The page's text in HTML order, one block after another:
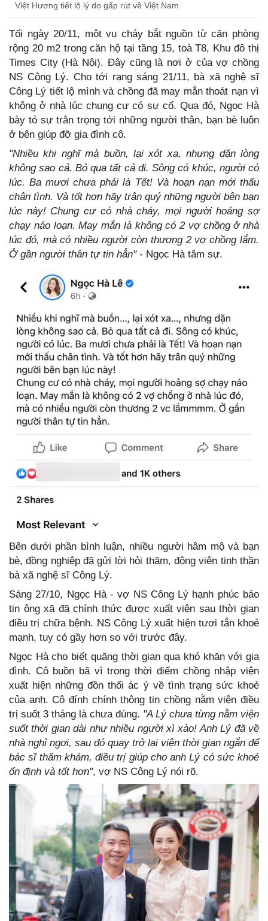
Việt Hương tiết lộ lý do gấp rút về Việt Nam
Tối ngày 20/11, một vụ cháy bắt nguồn từ căn phòng
rộng 20 m2 trong căn hộ tại tầng 15, toà T8, Khu đô thị
Times City (Hà Nội). Đây cũng là nơi ở của vợ chồng
NS Công Lý. Cho tới rạng sáng 21/11, bà xã nghệ sĩ
Công Lý tiết lộ mình và chồng đã may mắn thoát nạn vì
không ở nhà lúc chung cư có sự cố. Qua đó, Ngọc Hà
bày tỏ sự trân trọng tới những người thân, bạn bè luôn
ở bên giúp đỡ gia đình cô.
"Nhiều khi nghĩ mà buồn, lại xót xa, nhưng dặn lòng
không sao cả. Bỏ qua tất cả đi. Sông có khúc, người có
lúc. Ba mươi chưa phải là Tết! Và hoạn nạn mới thấu
chân tình. Và tốt hơn hãy trân quý những người bên bạn
lúc này! Chung cư có nhà cháy, mọi người hoảng sợ
chạy náo loạn. May mắn là không có 2 vợ chồng ở nhà
lúc đó, mà có nhiều người còn thương 2 vợ chồng lắm.
Ở gần người thân tự tin hẳn" - Ngọc Hà tâm sự.
Bên dưới phần bình luận, nhiều người hâm mộ và bạn
bè, đồng nghiệp đã gửi lời hỏi thăm, động viên tinh thần
bà xã nghệ sĩ Công Lý.
Sáng 27/10, Ngọc Hà - vợ NS Công Lý hạnh phúc báo
tin ông xã đã chính thức được xuất viện sau thời gian
điều trị chữa bệnh. NS Công Lý xuất hiện tươi tắn khoẻ
mạnh, tuy có gầy hơn so với trước đây.
Ngọc Hà cho biết quãng thời gian qua khó khăn với gia
đình. Cô buồn bã vì trong thời điểm chồng nhập viện
xuất hiện những đồn thổi ác ý về tình trạng sức khoẻ
của anh. Cô đính chính thông tin chồng nằm viện điều
trị suốt 3 tháng là chưa đúng. "A Lý chưa từng nằm viện
suốt thời gian dài như nhiều người xì xào! Anh Lý đã về
nhà nghỉ ngơi, sau đó quay trở lại viện thời gian ngắn để
bác sĩ thăm khám, điều trị giúp cho anh Lý có sức khoẻ
ổn định và tốt hơn", vợ NS Công Lý nói rõ.